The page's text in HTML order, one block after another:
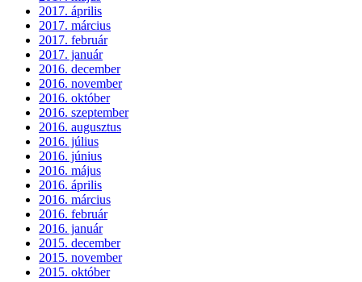
2017. április
2017. március
2017. február
2017. január
2016. december
2016. november
2016. október
2016. szeptember
2016. augusztus
2016. július
2016. június
2016. május
2016. április
2016. március
2016. február
2016. január
2015. december
2015. november
2015. október